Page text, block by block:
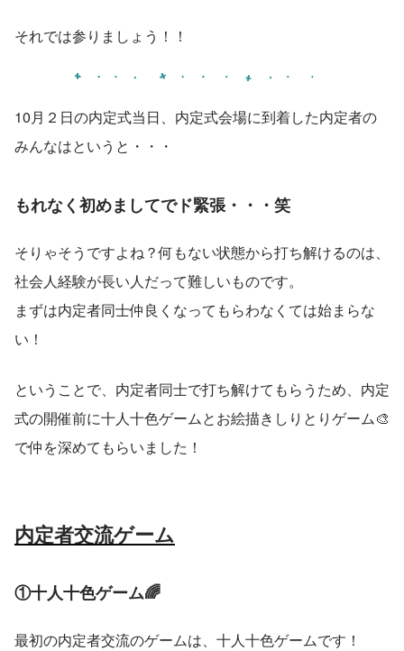
それでは参りましょう！！
10月２日の内定式当日、内定式会場に到着した内定者の
みんなはというと・・・
もれなく初めましてでド緊張・・・笑
そりゃそうですよね？何もない状態から打ち解けるのは、
社会人経験が長い人だって難しいものです。
まずは内定者同士仲良くなってもらわなくては始まらな
い！
ということで、内定者同士で打ち解けてもらうため、内定
式の開催前に十人十色ゲームとお絵描きしりとりゲーム🎨
で仲を深めてもらいました！
内定者交流ゲーム
①十人十色ゲーム🌈
最初の内定者交流のゲームは、十人十色ゲームです！